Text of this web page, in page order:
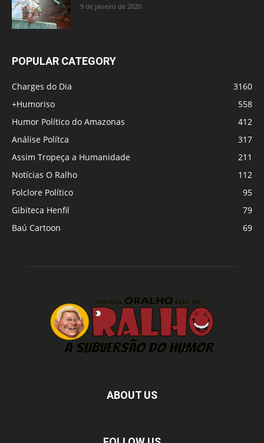
9 de janeiro de 2020
POPULAR CATEGORY
Charges do Dia
3160
+Humoriso
558
Humor Político do Amazonas
412
Análise Polítca
317
Assim Tropeça a Humanidade
211
Notícias O Ralho
112
Folclore Político
95
Gibiteca Henfil
79
Baú Cartoon
69
ABOUT US